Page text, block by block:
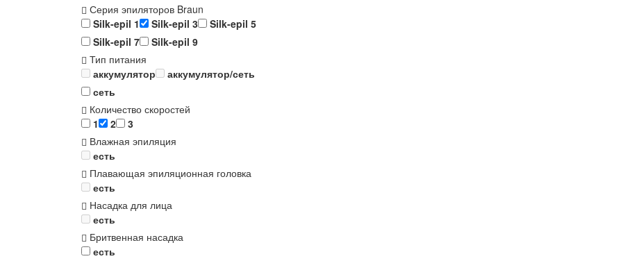
Серия эпиляторов Braun
Silk-epil 1
Silk-epil 3
Silk-epil 5
Silk-epil 7
Silk-epil 9
Тип питания
аккумулятор
аккумулятор/сеть
сеть
Количество скоростей
1
2
3
Влажная эпиляция
есть
Плавающая эпиляционная головка
есть
Насадка для лица
есть
Бритвенная насадка
есть